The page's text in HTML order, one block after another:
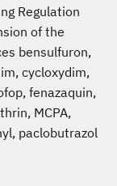
Regulation
of the
bensulfuron,
cycloxydim,
fenazaquin,
MCPA,
paclobutrazol